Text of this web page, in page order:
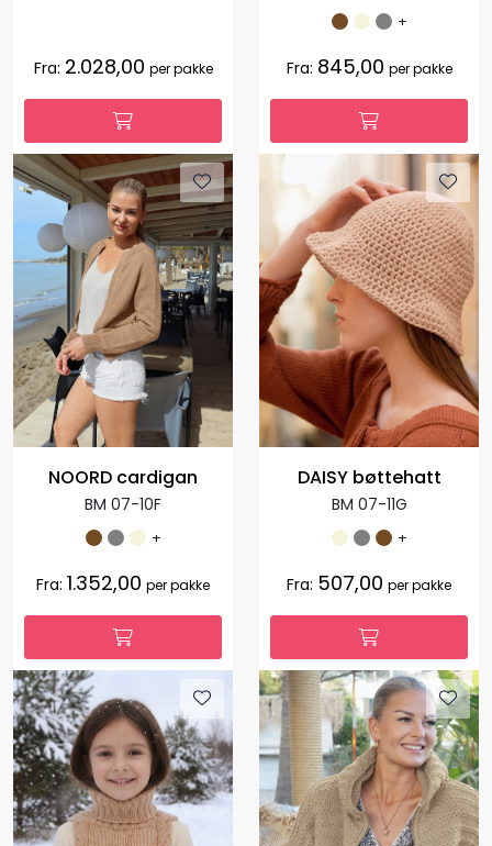
Fra: 2.028,00 per pakke
+
Fra: 845,00 per pakke
NOORD cardigan
BM 07-10F
+
Fra: 1.352,00 per pakke
DAISY bøttehatt
BM 07-11G
+
Fra: 507,00 per pakke